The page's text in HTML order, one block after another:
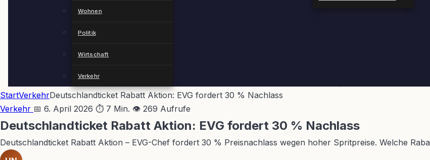
Wohnen
Politik
Wirtschaft
Verkehr
StartVerkehrDeutschlandticket Rabatt Aktion: EVG fordert 30 % Nachlass
Verkehr 📅 6. April 2026 ⏱ 7 Min. 👁 269 Aufrufe
Deutschlandticket Rabatt Aktion: EVG fordert 30 % Nachlass
Deutschlandticket Rabatt Aktion – EVG-Chef fordert 30 % Preisnachlass wegen hoher Spritpreise. Welche